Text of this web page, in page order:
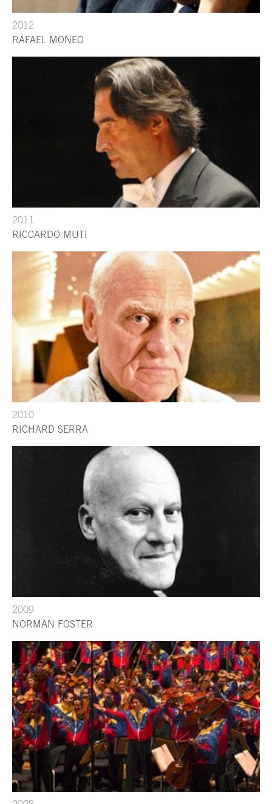
2012
RAFAEL MONEO
2011
RICCARDO MUTI
2010
RICHARD SERRA
2009
NORMAN FOSTER